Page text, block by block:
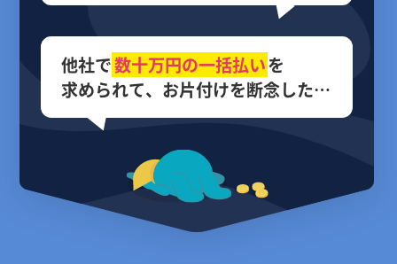
他社で数十万円の一括払いを
求められて、 お片付けを断念した…